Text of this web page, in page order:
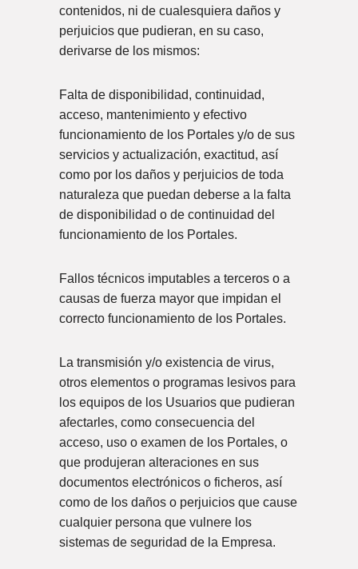
contenidos, ni de cualesquiera daños y
perjuicios que pudieran, en su caso,
derivarse de los mismos:
Falta de disponibilidad, continuidad,
acceso, mantenimiento y efectivo
funcionamiento de los Portales y/o de sus
servicios y actualización, exactitud, así
como por los daños y perjuicios de toda
naturaleza que puedan deberse a la falta
de disponibilidad o de continuidad del
funcionamiento de los Portales.
Fallos técnicos imputables a terceros o a
causas de fuerza mayor que impidan el
correcto funcionamiento de los Portales.
La transmisión y/o existencia de virus,
otros elementos o programas lesivos para
los equipos de los Usuarios que pudieran
afectarles, como consecuencia del
acceso, uso o examen de los Portales, o
que produjeran alteraciones en sus
documentos electrónicos o ficheros, así
como de los daños o perjuicios que cause
cualquier persona que vulnere los
sistemas de seguridad de la Empresa.